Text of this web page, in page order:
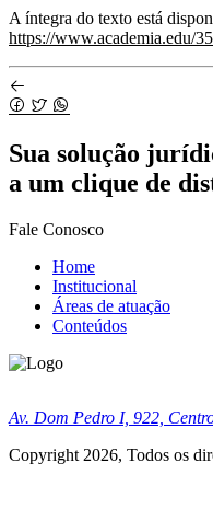
A íntegra do texto está
https://www.academia.edu/
Sua solução
a um clique de
Fale Conosco
Home
Institucional
Áreas de atuação
Conteúdos
Av. Dom Pedro I, 922,
Copyright 2026, Todos os